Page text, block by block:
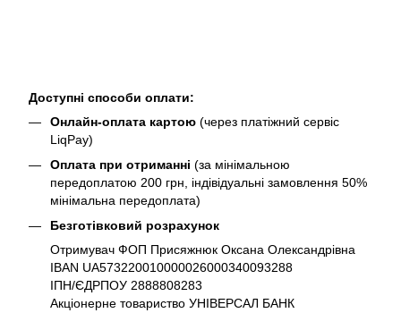
Доступні способи оплати:
Онлайн-оплата картою (через платіжний сервіс
LiqPay)
Оплата при отриманні (за мінімальною
передоплатою 200 грн, індівідуальні замовлення 50%
мінімальна передоплата)
Безготівковий розрахунок
Отримувач ФОП Присяжнюк Оксана Олександрівна
IBAN UA573220010000026000340093288
ІПН/ЄДРПОУ 2888808283
Акціонерне товариство УНІВЕРСАЛ БАНК